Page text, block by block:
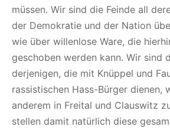
müssen. Wir sind die Feinde all
der Demokratie und der Nation
wie über willenlose Ware, die
geschoben werden kann. Wir sind
derjenigen, die mit Knüppel und
rassistischen Hass-Bürger dienen,
anderem in Freital und Clauswitz
stellen damit natürlich diese